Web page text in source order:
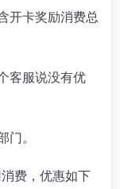
开卡奖励消费总
客服说没有优
。
费，优惠如下